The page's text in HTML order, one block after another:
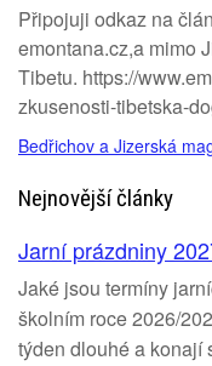
Připojuji odkaz na
emontana.cz,a mimo
Tibetu. https://
zkusenosti-tibetska-
Bedřichov a Jizerská
Nejnovější články
Jarní prázdniny
Jaké jsou termíny
školním roce 2026/
týden dlouhé a konají